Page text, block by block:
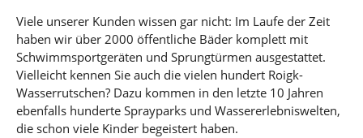
Viele unserer Kunden wissen gar nicht: Im Laufe der Zeit
haben wir über 2000 öffentliche Bäder komplett mit
Schwimmsportgeräten und Sprungtürmen ausgestattet.
Vielleicht kennen Sie auch die vielen hundert Roigk-
Wasserrutschen? Dazu kommen in den letzte 10 Jahren
ebenfalls hunderte Sprayparks und Wassererlebniswelten,
die schon viele Kinder begeistert haben.